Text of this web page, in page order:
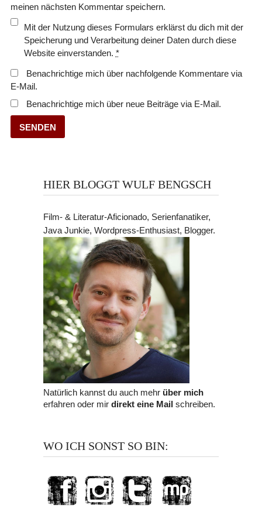
meinen nächsten Kommentar speichern.
Mit der Nutzung dieses Formulars erklärst du dich mit der
Speicherung und Verarbeitung deiner Daten durch diese
Website einverstanden. *
Benachrichtige mich über nachfolgende Kommentare via
E-Mail.
Benachrichtige mich über neue Beiträge via E-Mail.
HIER BLOGGT WULF BENGSCH
Film- & Literatur-Aficionado, Serienfanatiker,
Java Junkie, Wordpress-Enthusiast, Blogger.
Natürlich kannst du auch mehr über mich
erfahren oder mir direkt eine Mailschreiben.
WO ICH SONST SO BIN: